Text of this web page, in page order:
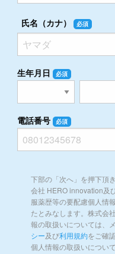
氏名（カナ） 必須
生年月日 必須
電話番号 必須
下部の「次へ」を押下頂
会社 HERO innovation及
服薬歴等の要配慮個人情
たとみなします。株式会
報の取扱いについては、
シー及び利用規約をご確
個人情報の取扱いについ